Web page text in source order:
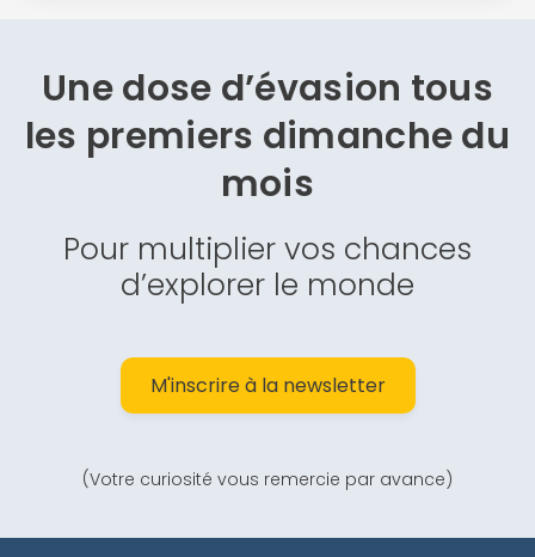
Une dose d’évasion tous
les premiers dimanche du
mois
Pour multiplier vos chances
d’explorer le monde
M'inscrire à la newsletter
(Votre curiosité vous remercie par avance)